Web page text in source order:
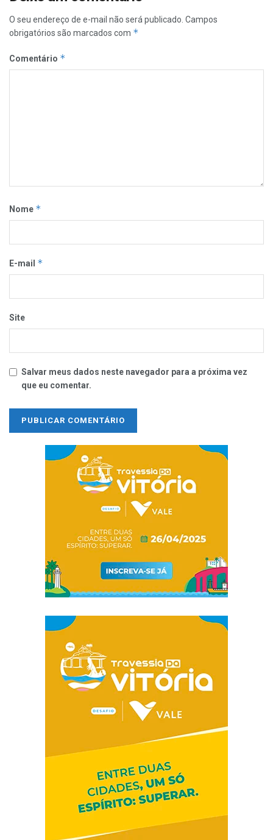
O seu endereço de e-mail não será publicado. Campos
obrigatórios são marcados com *
Comentário *
Nome *
E-mail *
Site
Salvar meus dados neste navegador para a próxima vez
que eu comentar.